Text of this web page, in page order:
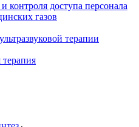
контроля доступа персонала
газов
терапии